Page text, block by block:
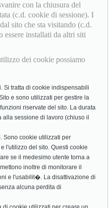
con la chiusura del
(c.d. cookie di sessione). I
sito che sta visitando (c.d.
essere installati da altri siti
dei cookie possiamo
Si tratta di cookie indispensabili
e sono utilizzati per gestire la
riservate del sito. La durata
sessione di lavoro (chiuso il
Sono cookie utilizzati per
l'utilizzo del sito. Questi cookie
se il medesimo utente torna a
inoltre di monitorare il
e l'usabilit�. La disattivazione di
alcuna perdita di